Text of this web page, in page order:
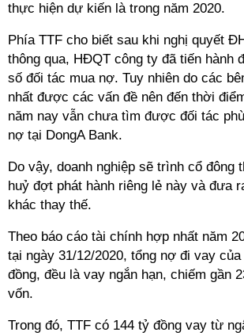
thực hiện dự kiến là trong năm 2020.
Phía TTF cho biết sau khi nghị quyết
thông qua, HĐQT công ty đã tiến hành
số đối tác mua nợ. Tuy nhiên do các
nhất được các vấn đề nên đến thời
năm nay vẫn chưa tìm được đối tác
nợ tại DongA Bank.
Do vậy, doanh nghiệp sẽ trình cổ đông
huỷ đợt phát hành riêng lẻ này và đưa
khác thay thế.
Theo báo cáo tài chính hợp nhất năm
tại ngày 31/12/2020, tổng nợ đi vay
đồng, đều là vay ngắn hạn, chiếm gần
vốn.
Trong đó, TTF có 144 tỷ đồng vay từ